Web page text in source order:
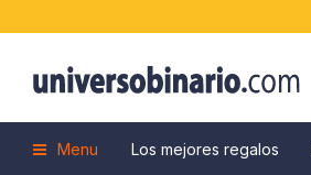
Menu Los mejores regalos